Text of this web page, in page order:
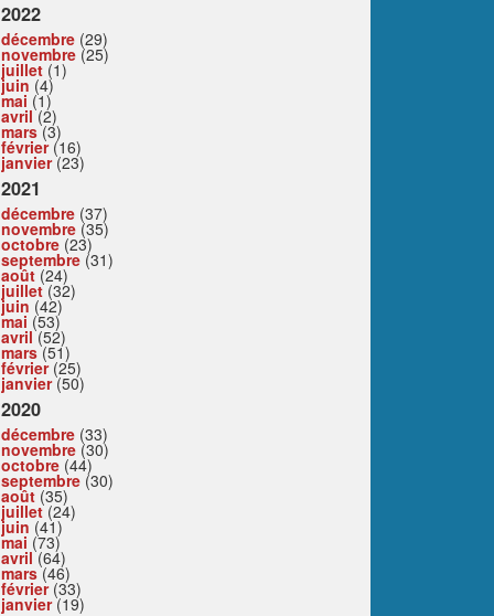
2022
décembre (29)
novembre (25)
juillet (1)
juin (4)
mai (1)
avril(2)
mars(3)
février(16)
janvier(23)
2021
décembre (37)
novembre (35)
octobre (23)
septembre (31)
août (24)
juillet(32)
juin (42)
mai (53)
avril(52)
mars(51)
février(25)
janvier(50)
2020
décembre (33)
novembre (30)
octobre (44)
septembre (30)
août (35)
juillet(24)
juin (41)
mai (73)
avril(64)
mars(46)
février(33)
janvier(19)